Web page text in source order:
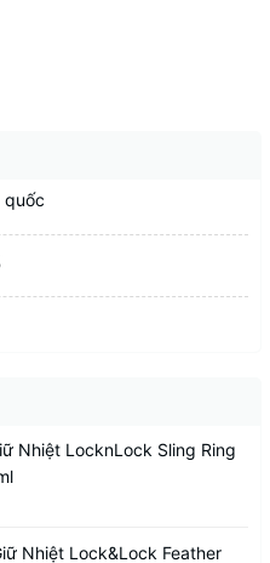
quốc
Nhiệt LocknLock Sling Ring
Nhiệt Lock&Lock Feather